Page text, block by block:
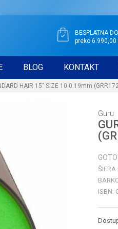
BESPLATNA
preko 6.990,00
BLOG KONTAKT
HAIR 15" SIZE 10 0.19mm
Guru
ŠIFRA
ISBN: